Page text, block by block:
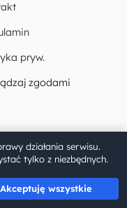
pryw.
zgodami
prawa zastrzeżone.
działania serwisu.
tylko z niezbędnych.
Akceptuję wszystkie